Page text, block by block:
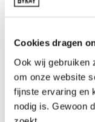
Cookies dragen
Ook wij gebruiken
om onze website
fijnste ervaring en
nodig is. Gewoon
meer ondersteuning
Een kleine
of hoe hoog je baby
maken.